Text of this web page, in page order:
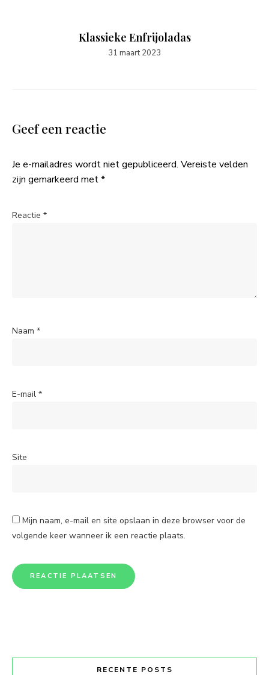
Klassieke Enfrijoladas
31 maart 2023
Geef een reactie
Je e-mailadres wordt niet gepubliceerd. Vereiste velden
zijn gemarkeerd met*
Reactie *
Naam *
E-mail *
Site
Mijn naam, e-mail en site opslaan in deze browser voor de
volgende keer wanneer ik een reactie plaats.
RECENTE POSTS